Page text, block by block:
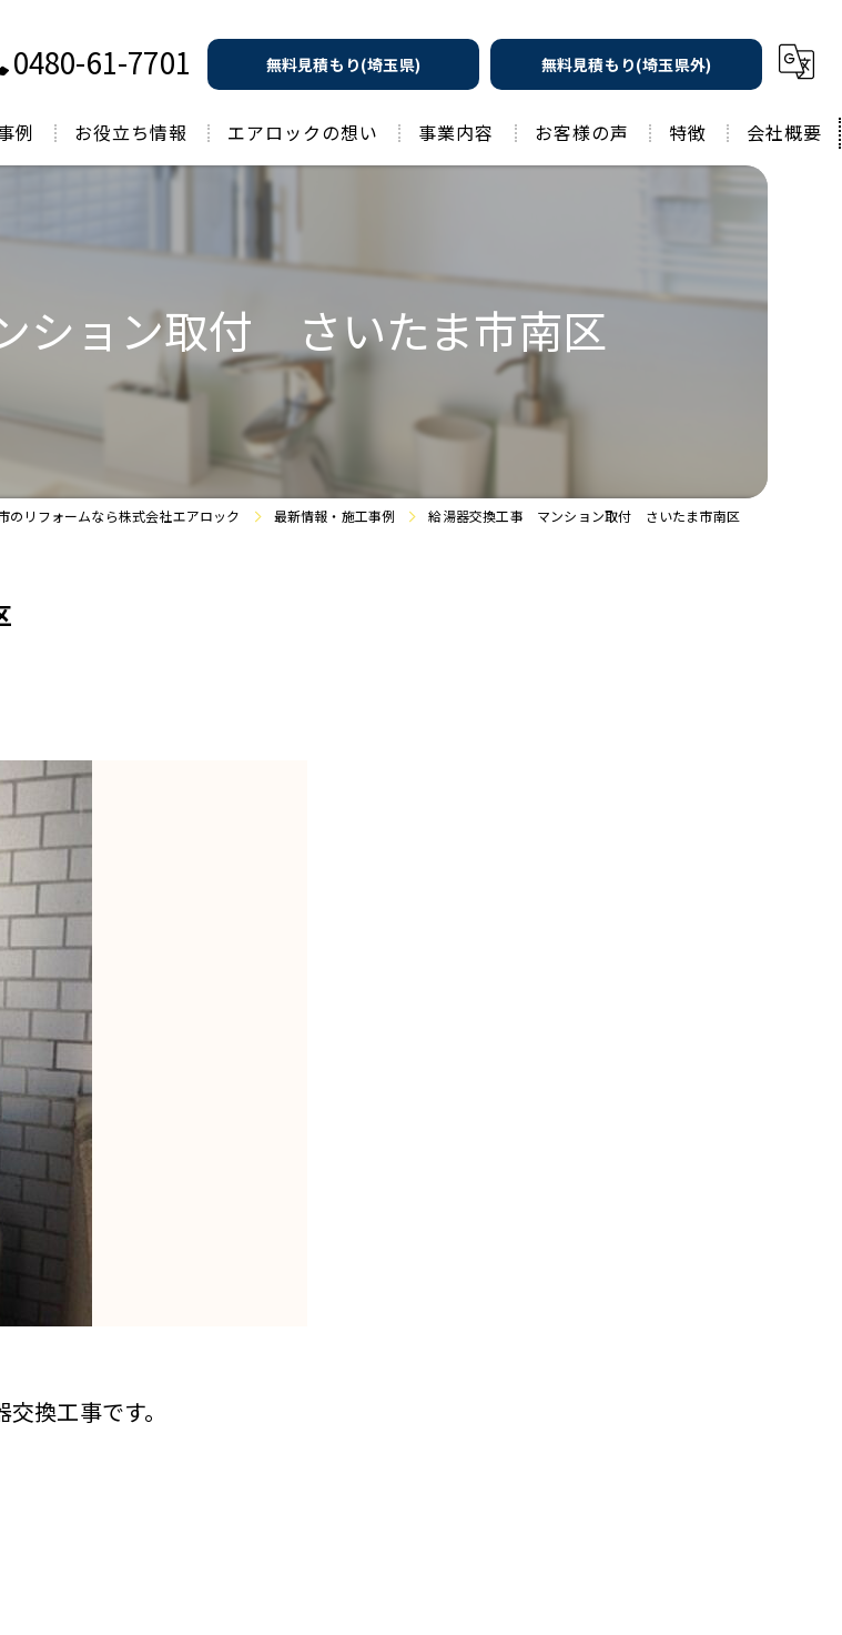
0480-61-7701 無料見積もり(埼玉県) 無料見積もり(埼玉県外)
例 お役立ち情報 エアロックの想い 事業内容 お客様の声 特徴
工務店
水回り
会社概要
ション取付 さいたま市南区
のリフォームなら株式会社エアロック 最新情報・施工事例 給湯器交換工事 マンション取付 さいたま市南区
換工事です。